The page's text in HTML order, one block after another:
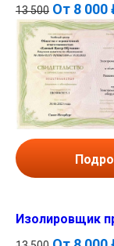
13 500 От 8 000
Изолировщик